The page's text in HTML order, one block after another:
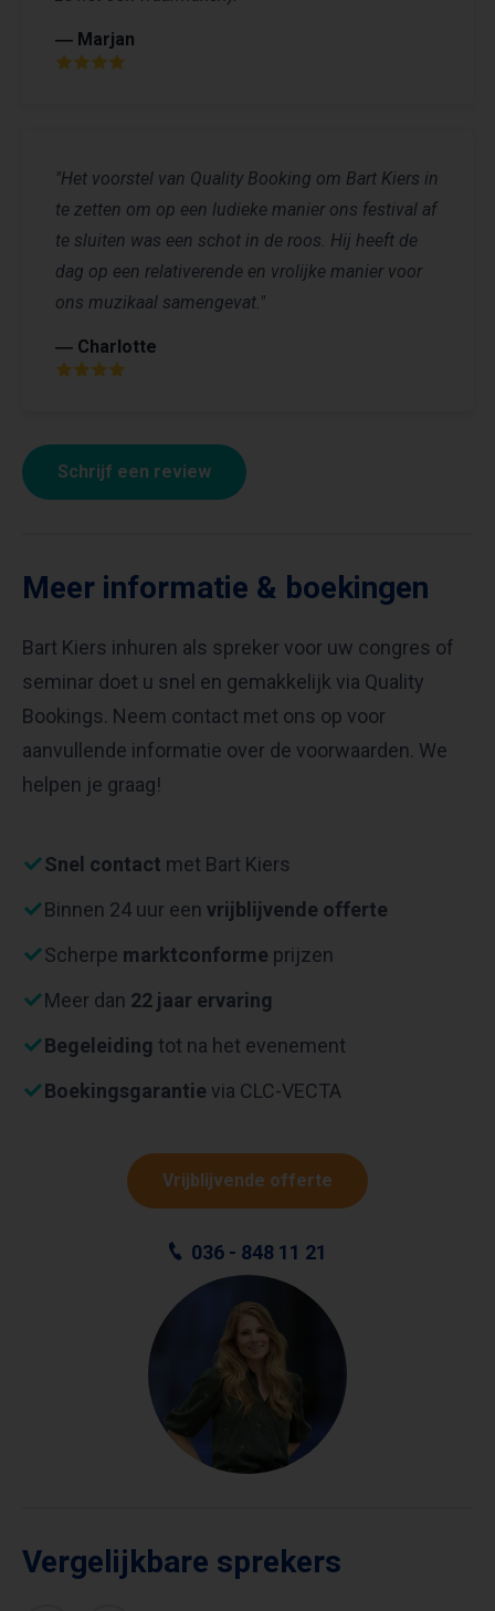
― Marjan
"Het voorstel van Quality Booking om Bart Kiers in
te zetten om op een ludieke manier ons festival af
te sluiten was een schot in de roos. Hij heeft de
dag op een relativerende en vrolijke manier voor
ons muzikaal samengevat."
― Charlotte
Schrijf een review
Meer informatie & boekingen
Bart Kiers inhuren als spreker voor uw congres of
seminar doet u snel en gemakkelijk via Quality
Bookings. Neem contact met ons op voor
aanvullende informatie over de voorwaarden. We
helpen je graag!
Snel contact met Bart Kiers
Binnen 24 uur een vrijblijvende offerte
Scherpe marktconforme prijzen
Meer dan 22 jaar ervaring
Begeleiding tot na het evenement
Boekingsgarantie via CLC-VECTA
Vrijblijvende offerte
036 - 848 11 21
Vergelijkbare sprekers